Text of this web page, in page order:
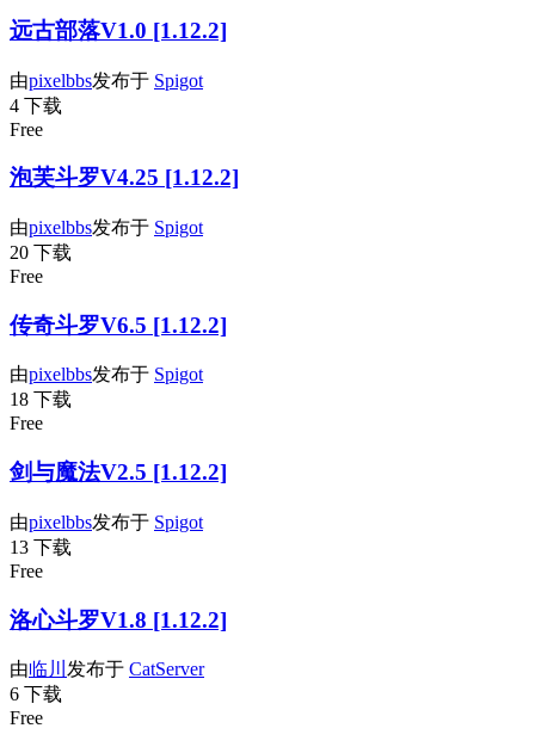
远古部落V1.0 [1.12.2]
由pixelbbs发布于 Spigot
4 下载
Free
泡芙斗罗V4.25 [1.12.2]
由pixelbbs发布于 Spigot
20 下载
Free
传奇斗罗V6.5 [1.12.2]
由pixelbbs发布于 Spigot
18 下载
Free
剑与魔法V2.5 [1.12.2]
由pixelbbs发布于 Spigot
13 下载
Free
洛心斗罗V1.8 [1.12.2]
由临川 发布于 CatServer
6 下载
Free